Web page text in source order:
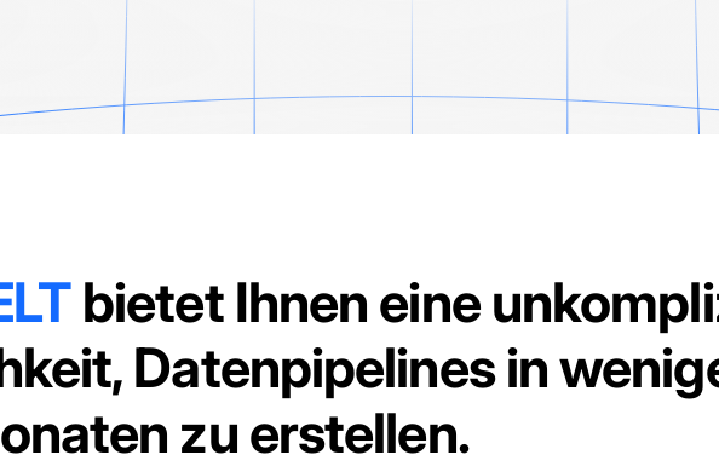
bietet Ihnen eine
Datenpipelines in
zu erstellen.